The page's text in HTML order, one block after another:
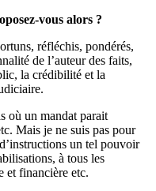
vous alors ?
réfléchis, pondérés,
de l’auteur des faits,
la crédibilité et la
où un mandat parait
Mais je ne suis pas pour
un tel pouvoir
à tous les
et financière etc.